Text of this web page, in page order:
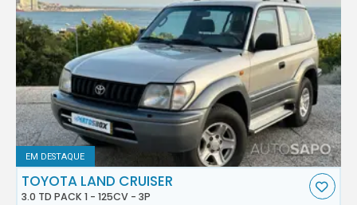
EM DESTAQUE
TOYOTA LAND CRUISER
3.0 TD PACK 1 - 125CV - 3P